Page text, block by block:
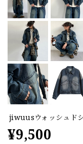
jiwuusウォッシュド
¥9,500